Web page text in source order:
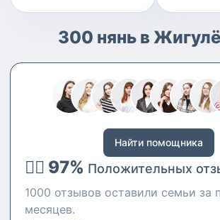
300 нянь в
Найти помощника
👍🏻 97% Положительных
1000 отзывов оставили семьи за
месяцев.